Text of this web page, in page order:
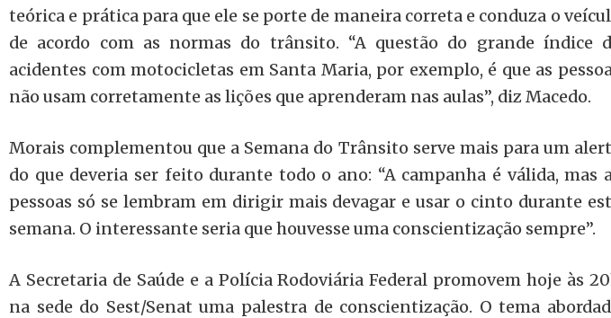
teórica e prática para que ele se porte de maneira correta e conduza o
de acordo com as normas do trânsito. “A questão do grande índice
acidentes com motocicletas em Santa Maria, por exemplo, é que as
não usam corretamente as lições que aprenderam nas aulas”, diz Macedo.
Morais complementou que a Semana do Trânsito serve mais para um
do que deveria ser feito durante todo o ano: “A campanha é válida, mas
pessoas só se lembram em dirigir mais devagar e usar o cinto durante
semana. O interessante seria que houvesse uma conscientização sempre”.
A Secretaria de Saúde e a Polícia Rodoviária Federal promovem hoje às
na sede do Sest/Senat uma palestra de conscientização. O tema